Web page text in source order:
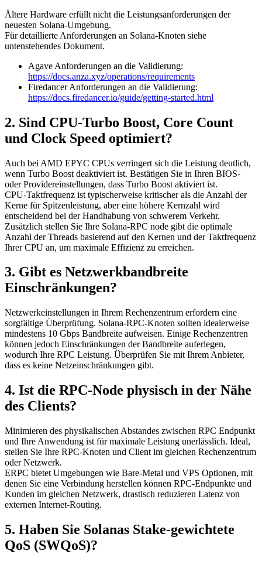
Ältere Hardware erfüllt nicht die Leistungsanforderungen der
neuesten Solana-Umgebung.
Für detaillierte Anforderungen an Solana-Knoten siehe
untenstehendes Dokument.
Agave Anforderungen an die Validierung:
https://docs.anza.xyz/operations/requirements
Firedancer Anforderungen an die Validierung:
https://docs.firedancer.io/guide/getting-started.html
2. Sind CPU-Turbo Boost, Core Count
und Clock Speed optimiert?
Auch bei AMD EPYC CPUs verringert sich die Leistung deutlich,
wenn Turbo Boost deaktiviert ist. Bestätigen Sie in Ihren BIOS-
oder Providereinstellungen, dass Turbo Boost aktiviert ist.
CPU-Taktfrequenz ist typischerweise kritischer als die Anzahl der
Kerne für Spitzenleistung, aber eine höhere Kernzahl wird
entscheidend bei der Handhabung von schwerem Verkehr.
Zusätzlich stellen Sie Ihre Solana-RPC node gibt die optimale
Anzahl der Threads basierend auf den Kernen und der Taktfrequenz
Ihrer CPU an, um maximale Effizienz zu erreichen.
3. Gibt es Netzwerkbandbreite
Einschränkungen?
Netzwerkeinstellungen in Ihrem Rechenzentrum erfordern eine
sorgfältige Überprüfung. Solana-RPC-Knoten sollten idealerweise
mindestens 10 Gbps Bandbreite aufweisen. Einige Rechenzentren
können jedoch Einschränkungen der Bandbreite auferlegen,
wodurch Ihre RPC Leistung. Überprüfen Sie mit Ihrem Anbieter,
dass es keine Netzeinschränkungen gibt.
4. Ist die RPC-Node physisch in der Nähe
des Clients?
Minimieren des physikalischen Abstandes zwischen RPC Endpunkt
und Ihre Anwendung ist für maximale Leistung unerlässlich. Ideal,
stellen Sie Ihre RPC-Knoten und Client im gleichen Rechenzentrum
oder Netzwerk.
ERPC bietet Umgebungen wie Bare-Metal und VPS Optionen, mit
denen Sie eine Verbindung herstellen können RPC-Endpunkte und
Kunden im gleichen Netzwerk, drastisch reduzieren Latenz von
externen Internet-Routing.
5. Haben Sie Solanas Stake-gewichtete
QoS (SWQoS)?